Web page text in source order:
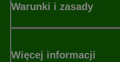
Warunki i zasady
Więcej informacji